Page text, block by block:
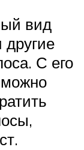
вид
другие
С его